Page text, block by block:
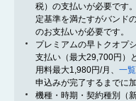
税）の支払いが必要です
定基準を満たすがバンド
のお支払いが必要です。
プレミアムの早トクオプ
支払い（最大29,700円）
用料最大1,980円/月、 一
申込みが完了するまでに
機種・時期・契約種別（